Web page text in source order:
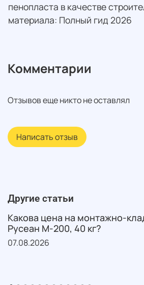
пенопласта в качестве
материала: Полный гид 2026
Комментарии
Отзывов еще никто не оставлял
Написать отзыв
Другие статьи
Какова цена на монтажно-
Русеан М-200, 40 кг?
07.08.2026